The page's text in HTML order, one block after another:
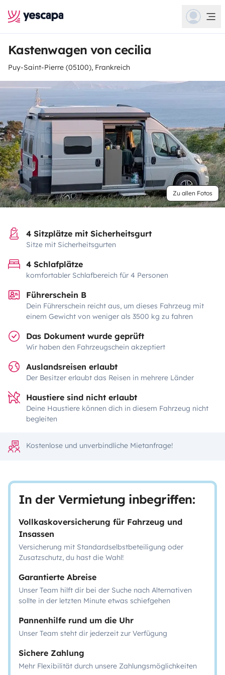
Kastenwagen von cecilia
Puy-Saint-Pierre (05100), Frankreich
Zu allen Fotos
4 Sitzplätze mit Sicherheitsgurt
Sitze mit Sicherheitsgurten
4 Schlafplätze
komfortabler Schlafbereich für 4 Personen
Führerschein B
Dein Führerschein reicht aus, um dieses Fahrzeug mit
einem Gewicht von weniger als 3500 kg zu fahren
Das Dokument wurde geprüft
Wir haben den Fahrzeugschein akzeptiert
Auslandsreisen erlaubt
Der Besitzer erlaubt das Reisen in mehrere Länder
Haustiere sind nicht erlaubt
Deine Haustiere können dich in diesem Fahrzeug nicht
begleiten
Kostenlose und unverbindliche Mietanfrage!
In der Vermietung inbegriffen:
Vollkaskoversicherung für Fahrzeug und
Insassen
Versicherung mit Standardselbstbeteiligung oder
Zusatzschutz, du hast die Wahl!
Garantierte Abreise
Unser Team hilft dir bei der Suche nach Alternativen
sollte in der letzten Minute etwas schiefgehen
Pannenhilfe rund um die Uhr
Unser Team steht dir jederzeit zur Verfügung
Sichere Zahlung
Mehr Flexibilität durch unsere Zahlungsmöglichkeiten